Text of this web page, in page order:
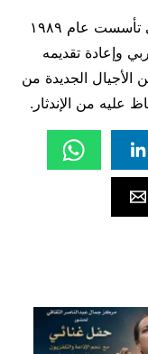
يذكر أن الفرقة القومية العربية للموسيقى تأسست عام ١٩٨٩
وإعادة تقديمه
الجديدة من
عليه من الإندثار.